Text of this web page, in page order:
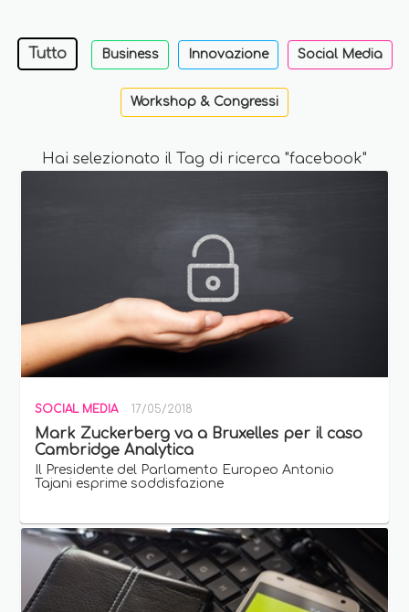
Tutto Business Innovazione Social Media
Workshop & Congressi
Hai selezionato il Tag di ricerca "facebook"
SOCIAL MEDIA 17/05/2018
Mark Zuckerberg va a Bruxelles per il caso
Cambridge Analytica
Il Presidente del Parlamento Europeo Antonio
Tajani esprime soddisfazione